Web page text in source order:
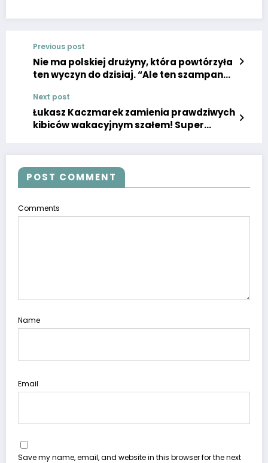
Previous post
Nie ma polskiej drużyny, która powtórzyła
ten wyczyn do dzisiaj. “Ale ten szampan
Next post
Łukasz Kaczmarek zamienia prawdziwych
kibiców wakacyjnym szałem! Super
POST COMMENT
Comments
Name
Email
Save my name, email, and website in this browser for the next